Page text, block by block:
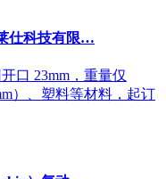
仕科技有限…
口 23mm，重量仅
）、塑料等材料，起订